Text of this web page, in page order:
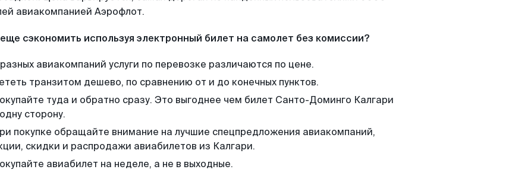
авиакомпанией Аэрофлот.
сэкономить используя электронный билет на самолет без комиссии?
авиакомпаний услуги по перевозке различаются по цене.
транзитом дешево, по сравнению от и до конечных пунктов.
туда и обратно сразу. Это выгоднее чем билет Санто-Доминго Калгари
сторону.
покупке обращайте внимание на лучшие спецпредложения авиакомпаний,
скидки и распродажи авиабилетов из Калгари.
авиабилет на неделе, а не в выходные.